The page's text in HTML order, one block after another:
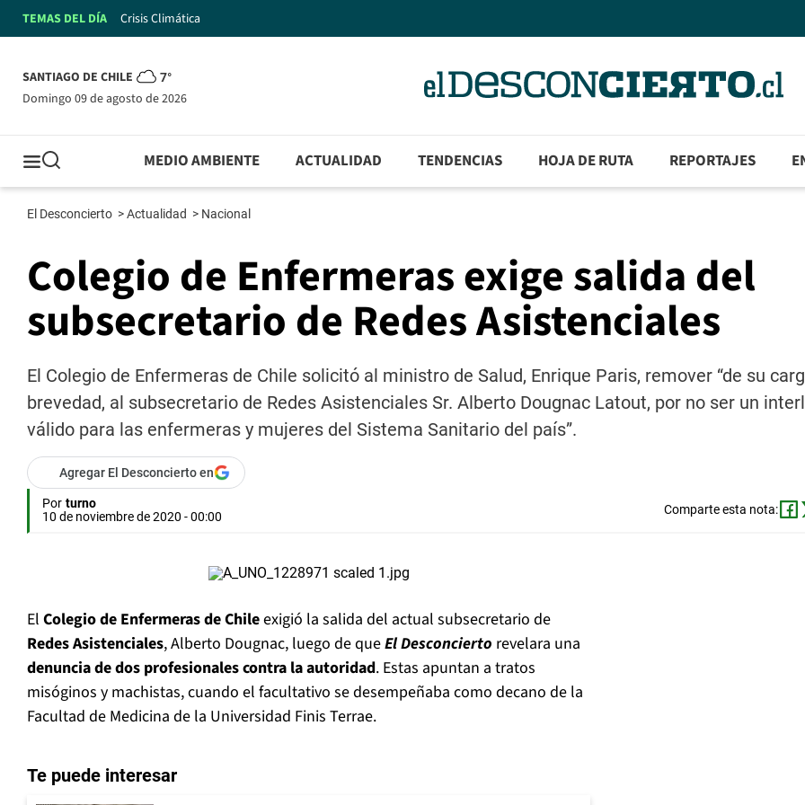
TEMAS DEL DÍA Crisis Climática
SANTIAGO DE CHILE 7°
domingo 09 de agosto de 2026
MEDIO AMBIENTE ACTUALIDAD TENDENCIAS HOJA DE RUTA REPORTAJES
El Desconcierto >Actualidad > Nacional
Colegio de Enfermeras exige salida del
subsecretario de Redes Asistenciales
El Colegio de Enfermeras de Chile solicitó al ministro de Salud, Enrique Paris, remover “de su
brevedad, al subsecretario de Redes Asistenciales Sr. Alberto Dougnac Latout, por no ser un
válido para las enfermeras y mujeres del Sistema Sanitario del país”.
Agregar El Desconcierto en
Por turno
10 de noviembre de 2020 - 00:00
Comparte esta nota:
El Colegio de Enfermeras de Chileexigió la salida del actual subsecretario de
Redes Asistenciales, Alberto Dougnac, luego de queEl Desconcierto revelara una
denuncia de dos profesionales contra la autoridad. Estas apuntan a tratos
misóginos y machistas, cuando el facultativo se desempeñaba como decano de la
Facultad de Medicina de la Universidad Finis Terrae.
Te puede interesar